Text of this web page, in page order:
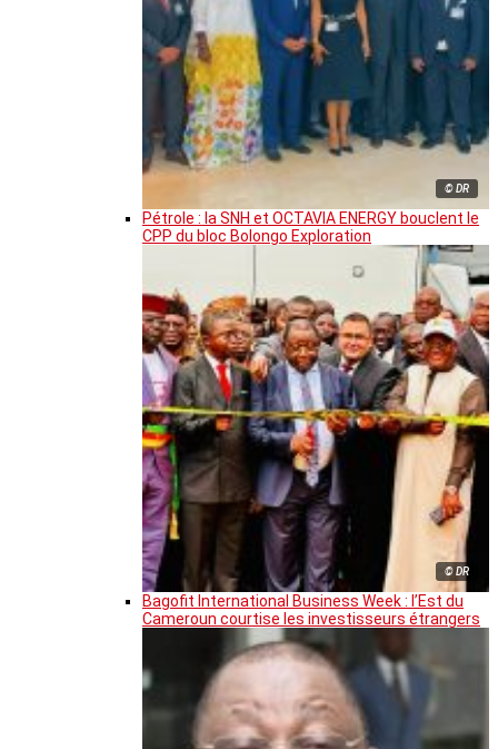
© DR
Pétrole : la SNH et OCTAVIA ENERGY bouclent le
CPP du bloc Bolongo Exploration
© DR
Bagofit International Business Week : l’Est du
Cameroun courtise les investisseurs étrangers